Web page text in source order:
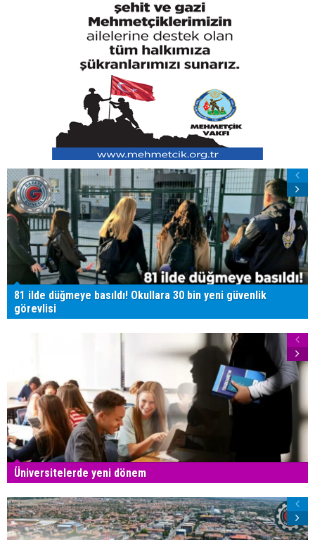
81 ilde düğmeye basıldı! Okullara 30 bin yeni güvenlik
görevlisi
Üniversitelerde yeni dönem